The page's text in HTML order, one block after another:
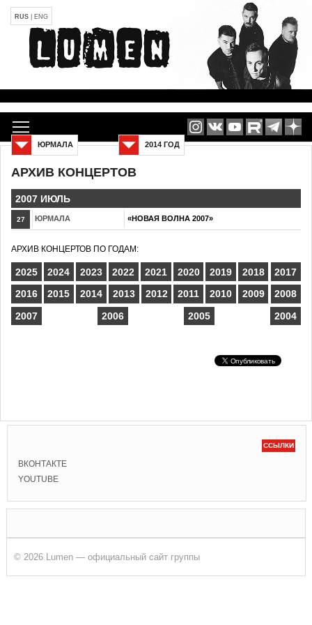
RUS ENG
АРХИВ КОНЦЕРТОВ
2014 ГОД
ЮРМАЛА
2007 ИЮЛЬ
27 ЮРМАЛА «НОВАЯ ВОЛНА 2007»
АРХИВ КОНЦЕРТОВ ПО ГОДАМ:
2025 2024 2023 2022 2021 2020 2019 2018
2017
2016
2015 2014 2013 2012 2011 2010 2009
2008
2007
2006 2005 2004
ССЫЛКИ
ВКОНТАКТЕ
YOUTUBE
© 2026 Lumen — официальный сайт группы